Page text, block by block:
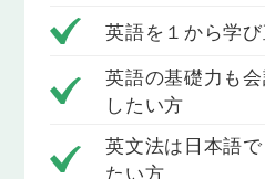
うになります。
Lesson 5
What＋名詞 ~?の疑問文（現
に、whatを使ってものや時間
英語を１から学
英語の基礎力も
したい方
英文法は日本語
たい方